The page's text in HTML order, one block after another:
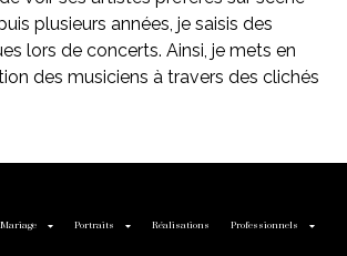
plusieurs années, je saisis des
lors de concerts. Ainsi, je mets en
des musiciens à travers des clichés
Mariage Portraits Réalisations Professionnels